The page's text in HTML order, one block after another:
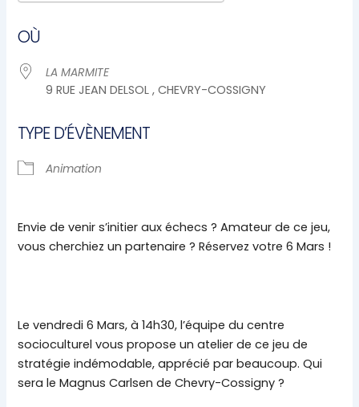
OÙ
LA MARMITE
9 RUE JEAN DELSOL , CHEVRY-COSSIGNY
TYPE D’ÉVÈNEMENT
Animation
Envie de venir s’initier aux échecs ? Amateur de ce jeu,
vous cherchiez un partenaire ? Réservez votre 6 Mars !
Le vendredi 6 Mars, à 14h30, l’équipe du centre
socioculturel vous propose un atelier de ce jeu de
stratégie indémodable, apprécié par beaucoup. Qui
sera le Magnus Carlsen de Chevry-Cossigny ?